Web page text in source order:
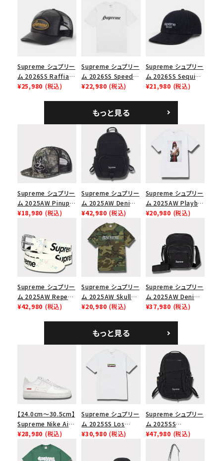
ノツイル キャンプキャ
ップ ブラック
Supreme シュプリー
ム 2026SS Raffia
Mesh Back 5-Panel
¥25,980 (税込)
Supreme シュプリー
ム 2026SS Speed
Tee スピードTシャツ
¥22,980 (税込)
Supreme シュプリー
ム 2026SS Sequin
Denim Classic
シックロゴ 6パネルキ
ャップ ブラック
¥21,980 (税込)
もっと見る
Supreme シュプリー
ム 2025AW Pinup
Mesh Back 5-Panel
ュバック 5パネルキャ
ップ トゥルーティン
バーHTC フォールカ
¥18,980 (税込)
Supreme シュプリー
ム 2025AW Denim
Backpack デニム バ
ックパック ブラック
¥42,980 (税込)
Supreme シュプリー
ム 2025AW Playboi
Carti Tee プレイボ
¥20,980 (税込)
Supreme シュプリー
ム 2025AW Repeat
Leather Belt リピー
¥42,980 (税込)
Supreme シュプリー
ム 2025AW Skull
Tee スカル Tシャ
¥20,980 (税込)
Supreme シュプリー
ム 2025AW Denim
Shoulder Bag デニ
¥37,980 (税込)
もっと見る
【24.0cm～30.5cm】
Supreme Nike Air
Force 1 Low シュプ
リーム ナイキエアフォ
ース１スニーカー シ
¥28,980 (税込)
Supreme シュプリー
ム 2025SS Los
Angeles Fire Relief
¥30,980 (税込)
Supreme シュプリー
ム 2025SS
Backpack バックパッ
ク ブラック 黒
¥47,980 (税込)